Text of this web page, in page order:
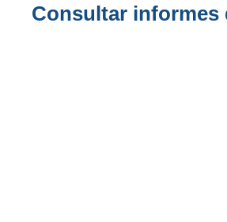
Consultar informes